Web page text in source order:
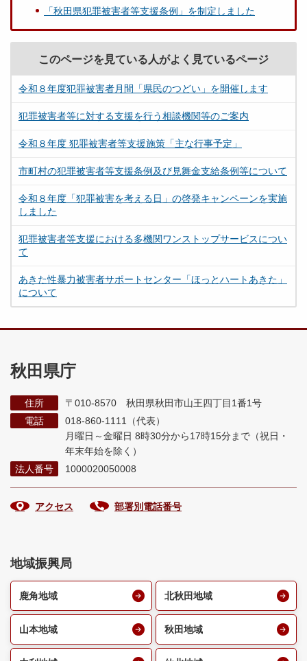
「秋田県犯罪被害者等支援条例」を制定しました
このページを見ている人がよく見ているページ
令和８年度犯罪被害者月間「県民のつどい」を開催します
犯罪被害者等に対する支援を行う相談機関等のご案内
令和８年度 犯罪被害者等支援施策「主な行事予定」
市町村の犯罪被害者等支援条例及び見舞金支給条例等について
令和８年度「犯罪被害を考える日」の啓発キャンペーンを実施
しました
犯罪被害者等支援における多機関ワンストップサービスについ
て
あきた性暴力被害者サポートセンター「ほっとハートあきた」
について
秋田県庁
住所
〒010-8570 秋田県秋田市山王四丁目1番1号
電話
018-860-1111（代表）
月曜日～金曜日 8時30分から17時15分まで （祝日・
年末年始を除く）
法人番号
1000020050008
アクセス 部署別電話番号
地域振興局
鹿角地域 北秋田地域
山本地域 秋田地域